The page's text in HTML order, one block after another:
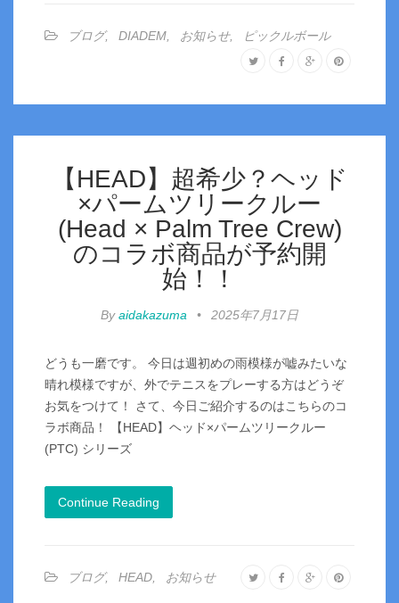
ブログ, DIADEM お知らせ, ピックルボール
【HEAD】超希少？ヘッド
×パームツリークルー
(Head × Palm Tree Crew)
のコラボ商品が予約開
始！！
Byaidakazuma • 2025年7月17日
どうも一磨です。 今日は週初めの雨模様が嘘みたいな
晴れ模様ですが、外でテニスをプレーする方はどうぞ
お気をつけて！ さて、今日ご紹介するのはこちらのコ
ラボ商品！ 【HEAD】ヘッド×パームツリークルー
(PTC) シリーズ
Continue Reading
ブログ, HEAD お知らせ